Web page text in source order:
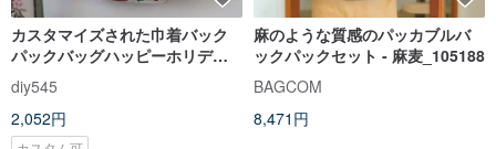
カスタマイズされた巾着バック
パックバッグハッピーホリデー
コットンリネン収納バッグ巾着
バッグ
diy545
2,052円
麻のような質感のパッカブルバ
ックパックセット - 麻麦_105188
BAGCOM
8,471円